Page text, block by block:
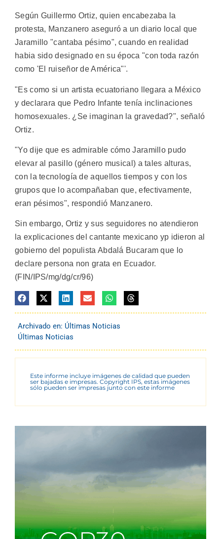
Según Guillermo Ortiz, quien encabezaba la
protesta, Manzanero aseguró a un diario local que
Jaramillo "cantaba pésimo", cuando en realidad
habia sido designado en su época "con toda razón
como 'El ruiseñor de América"'.
"Es como si un artista ecuatoriano llegara a México
y declarara que Pedro Infante tenía inclinaciones
homosexuales. ¿Se imaginan la gravedad?", señaló
Ortiz.
"Yo dije que es admirable cómo Jaramillo pudo
elevar al pasillo (género musical) a tales alturas,
con la tecnología de aquellos tiempos y con los
grupos que lo acompañaban que, efectivamente,
eran pésimos", respondió Manzanero.
Sin embargo, Ortiz y sus seguidores no atendieron
la explicaciones del cantante mexicano yp idieron al
gobierno del populista Abdalá Bucaram que lo
declare persona non grata en Ecuador.
(FIN/IPS/mg/dg/cr/96)
Archivado en: Últimas Noticias
Últimas Noticias
Este informe incluye imágenes de calidad que pueden
ser bajadas e impresas. Copyright IPS, estas imágenes
sólo pueden ser impresas junto con este informe